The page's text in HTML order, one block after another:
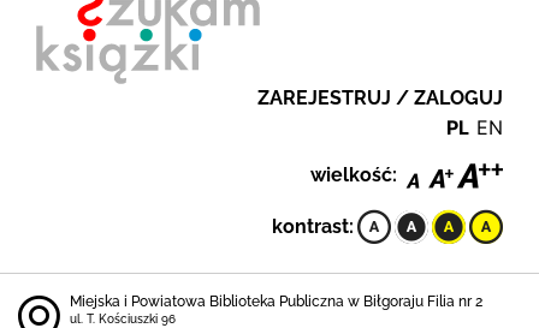
ZAREJESTRUJ / ZALOGUJ
PL EN
wielkość:
kontrast:
Miejska i Powiatowa Biblioteka Publiczna w Biłgoraju Filia nr 2
ul. T. Kościuszki 96